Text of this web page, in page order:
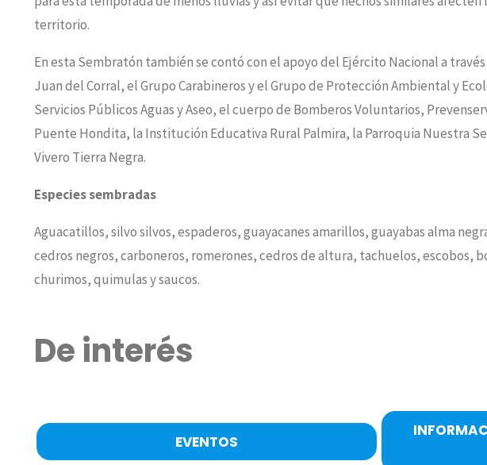
territorio.
En esta Sembratón también se contó con el apoyo del Ejército Nacional a
Juan del Corral, el Grupo Carabineros y el Grupo de Protección Ambiental y
Servicios Públicos Aguas y Aseo, el cuerpo de Bomberos Voluntarios,
Puente Hondita, la Institución Educativa Rural Palmira, la Parroquia Nuestra
Vivero Tierra Negra.
Especies sembradas
Aguacatillos, silvo silvos, espaderos, guayacanes amarillos, guayabas alma
cedros negros, carboneros, romerones, cedros de altura, tachuelos, escobos,
churimos, quimulas y saucos.
De interés
EVENTOS